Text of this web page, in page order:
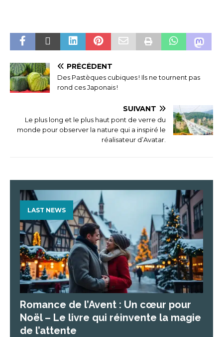
PRÉCÉDENT
Des Pastèques cubiques ! Ils ne tournent pas
rond ces Japonais !
SUIVANT
Le plus long et le plus haut pont de verre du
monde pour observer la nature qui a inspiré le
réalisateur d’Avatar.
LAST NEWS
Romance de l’Avent : Un cœur pour
Noël – Le livre qui réinvente la magie
de l’attente